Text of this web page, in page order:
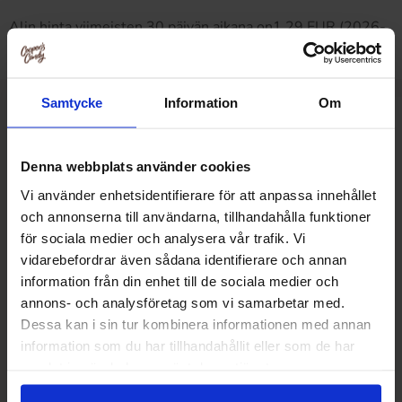
Samtycke Information Om
Denna webbplats använder cookies
Vi använder enhetsidentifierare för att anpassa innehållet
och annonserna till användarna, tillhandahålla funktioner
för sociala medier och analysera vår trafik. Vi
vidarebefordrar även sådana identifierare och annan
information från din enhet till de sociala medier och
annons- och analysföretag som vi samarbetar med.
Dessa kan i sin tur kombinera informationen med annan
information som du har tillhandahållit eller som de har
Alin hinta viimeisten 30 päivän aikana on1.29 EUR (2026-
08-09 )
Muut pitivät